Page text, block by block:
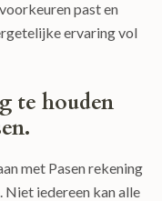
past en
ervaring vol
te houden
met Pasen rekening
Niet iedereen kan alle